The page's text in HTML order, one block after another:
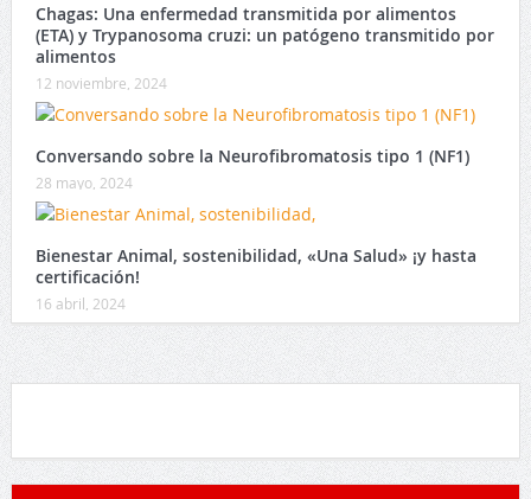
Chagas: Una enfermedad transmitida por alimentos
(ETA) y Trypanosoma cruzi: un patógeno transmitido por
alimentos
12 noviembre, 2024
Conversando sobre la Neurofibromatosis tipo 1 (NF1)
28 mayo, 2024
Bienestar Animal, sostenibilidad, «Una Salud» ¡y hasta
certificación!
16 abril, 2024